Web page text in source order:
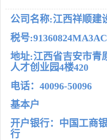
务
联
系
我
们
电
话
咨
询
公司名称:江西祥顺建
税号
地址:江西省吉安市青
人才创业园4楼420
电话：40096-50096
基本户
开户银行：中国工商
行